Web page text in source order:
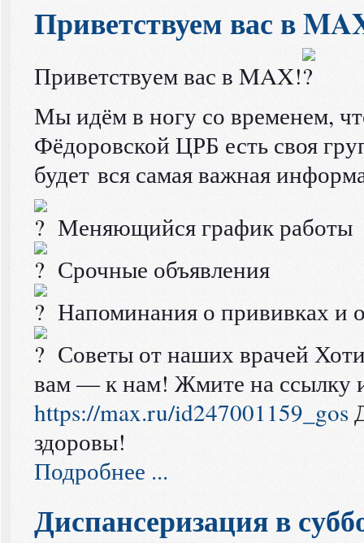
Приветствуем вас в
Приветствуем вас в MAX!
Мы идём в ногу со временем,
Фёдоровской ЦРБ есть своя
будет вся самая важная
Меняющийся график работы
Срочные объявления
Напоминания о прививках и
Советы от наших врачей
вам — к нам! Жмите на ссылку
https://max.ru/id247001159_gos
здоровы!
Подробнее ...
Диспансеризация в